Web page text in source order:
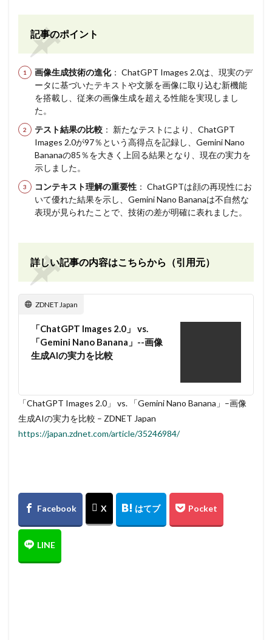
記事のポイント
画像生成技術の進化： ChatGPT Images 2.0は、現実のデ
ータに基づいたテキストや文脈を画像に取り込む新機能
を搭載し、従来の画像生成を超える性能を実現しまし
た。
テスト結果の比較 ： 新たなテストにより、ChatGPT
Images 2.0が97％という高得点を記録し、Gemini Nano
Bananaの85％を大きく上回る結果となり、現在の実力を
示しました。
コンテキスト理解の重要性 ： ChatGPTは顔の再現性にお
いて優れた結果を示し、Gemini Nano Bananaは不自然な
表現が見られたことで、技術の差が明確に表れました。
詳しい記事の内容はこちらから（引用元）
ZDNET Japan
「ChatGPT Images 2.0」 vs.
「Gemini Nano Banana」--画像
生成AIの実力を比較
「ChatGPT Images 2.0」 vs. 「Gemini Nano Banana」–画像
生成AIの実力を比較 – ZDNET Japan
https://japan.zdnet.com/article/35246984/